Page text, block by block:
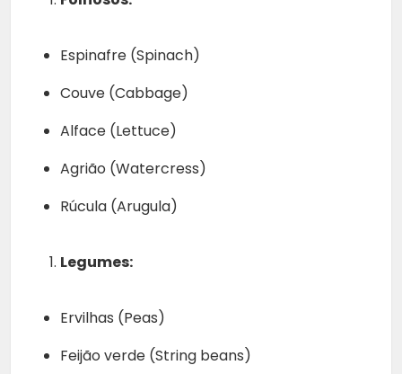
Espinafre (Spinach)
Couve (Cabbage)
Alface (Lettuce)
Agrião (Watercress)
Rúcula (Arugula)
Legumes:
Ervilhas (Peas)
Feijão verde (String beans)